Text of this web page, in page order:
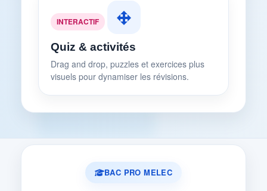
INTERACTIF
Quiz & activités
Drag and drop, puzzles et exercices plus
visuels pour dynamiser les révisions.
BAC PRO MELEC